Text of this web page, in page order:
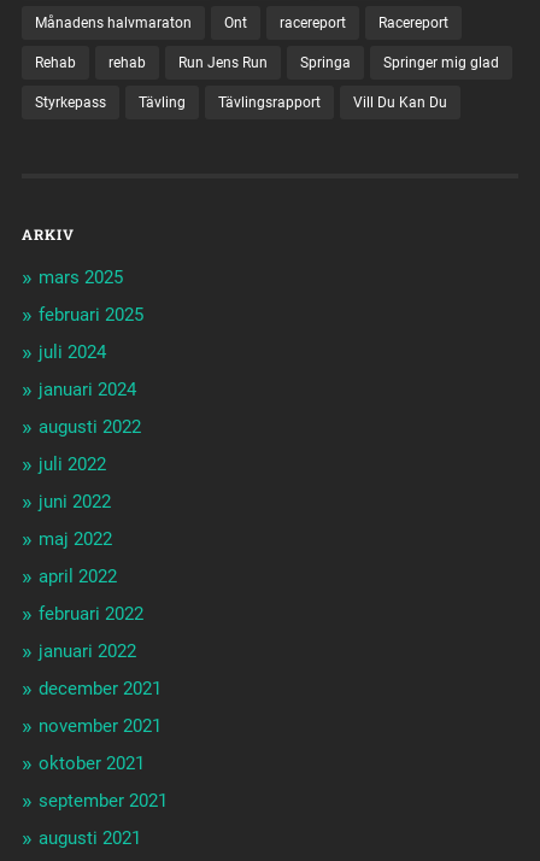
Månadens halvmaraton Ont racereport Racereport
Rehab rehab Run Jens Run Springa Springer mig glad
Styrkepass Tävling Tävlingsrapport Vill Du Kan Du
ARKIV
mars 2025
februari 2025
juli 2024
januari 2024
augusti 2022
juli 2022
juni 2022
maj 2022
april 2022
februari 2022
januari 2022
december 2021
november 2021
oktober 2021
september 2021
augusti 2021